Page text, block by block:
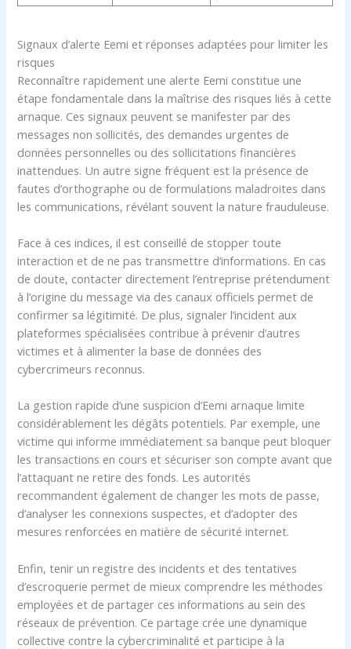
Signaux d’alerte Eemi et réponses adaptées pour limiter les
risques
Reconnaître rapidement une alerte Eemi constitue une
étape fondamentale dans la maîtrise des risques liés à cette
arnaque. Ces signaux peuvent se manifester par des
messages non sollicités, des demandes urgentes de
données personnelles ou des sollicitations financières
inattendues. Un autre signe fréquent est la présence de
fautes d’orthographe ou de formulations maladroites dans
les communications, révélant souvent la nature frauduleuse.
Face à ces indices, il est conseillé de stopper toute
interaction et de ne pas transmettre d’informations. En cas
de doute, contacter directement l’entreprise prétendument
à l’origine du message via des canaux officiels permet de
confirmer sa légitimité. De plus, signaler l’incident aux
plateformes spécialisées contribue à prévenir d’autres
victimes et à alimenter la base de données des
cybercrimeurs reconnus.
La gestion rapide d’une suspicion d’Eemi arnaque limite
considérablement les dégâts potentiels. Par exemple, une
victime qui informe immédiatement sa banque peut bloquer
les transactions en cours et sécuriser son compte avant que
l’attaquant ne retire des fonds. Les autorités
recommandent également de changer les mots de passe,
d’analyser les connexions suspectes, et d’adopter des
mesures renforcées en matière de sécurité internet.
Enfin, tenir un registre des incidents et des tentatives
d’escroquerie permet de mieux comprendre les méthodes
employées et de partager ces informations au sein des
réseaux de prévention. Ce partage crée une dynamique
collective contre la cybercriminalité et participe à la